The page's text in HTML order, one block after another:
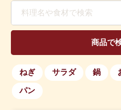
商品で
ねぎ サラダ 鍋
パン